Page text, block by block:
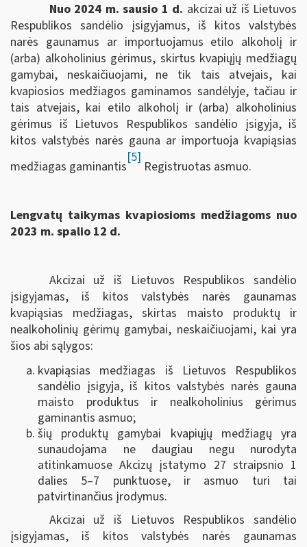
Nuo 2024 m. sausio 1 d. akcizai už iš Lietuvos
Respublikos sandėlio įsigyjamus, iš kitos valstybės
narės gaunamus ar importuojamus etilo alkoholį ir
(arba) alkoholinius gėrimus, skirtus kvapiųjų medžiagų
gamybai, neskaičiuojami, ne tik tais atvejais, kai
kvapiosios medžiagos gaminamos sandėlyje, tačiau ir
tais atvejais, kai etilo alkoholį ir (arba) alkoholinius
gėrimus iš Lietuvos Respublikos sandėlio įsigyja, iš
kitos valstybės narės gauna ar importuoja kvapiąsias
medžiagas gaminantis
[5]
Registruotas asmuo.
Lengvatų taikymas kvapiosioms medžiagoms nuo
2023 m. spalio 12 d.
Akcizai už iš Lietuvos Respublikos sandėlio
įsigyjamas, iš kitos valstybės narės gaunamas
kvapiąsias medžiagas, skirtas maisto produktų ir
nealkoholinių gėrimų gamybai, neskaičiuojami, kai yra
šios abi sąlygos:
kvapiąsias medžiagas iš Lietuvos Respublikos
sandėlio įsigyja, iš kitos valstybės narės gauna
maisto produktus ir nealkoholinius gėrimus
gaminantis asmuo;
šių produktų gamybai kvapiųjų medžiagų yra
sunaudojama ne daugiau negu nurodyta
atitinkamuose Akcizų įstatymo 27 straipsnio 1
dalies 5–7 punktuose, ir asmuo turi tai
patvirtinančius įrodymus.
Akcizai už iš Lietuvos Respublikos sandėlio
įsigyjamas, iš kitos valstybės narės gaunamas